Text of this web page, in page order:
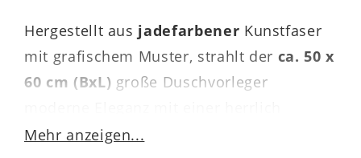
Hergestellt aus jadefarbener Kunstfaser
mit grafischem Muster, strahlt der ca. 50 x
60 cm (BxL) große Duschvorleger
frischen Note aus, die perfekt zum
Mehr anzeigen...